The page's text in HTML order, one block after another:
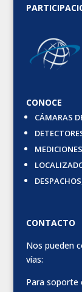
CONOCE
CÁMARAS
CONTACTO
Nos pueden
vías:
Para soporte